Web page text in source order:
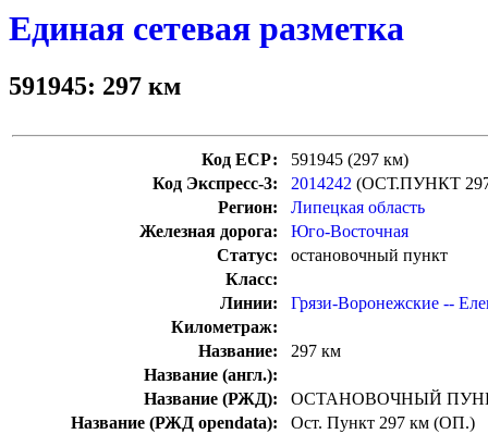
Единая сетевая разметка
591945: 297 км
Код ЕСР:
591945 (297 км)
Код Экспресс-3:
2014242 (ОСТ.ПУНКТ
Регион:
Липецкая область
Железная дорога:
Юго-Восточная
Статус:
остановочный пункт
Класс:
Линии:
Грязи-Воронежские --
Километраж:
Название:
297 км
Название (англ.):
Название (РЖД):
ОСТАНОВОЧНЫЙ
Название (РЖД opendata):
Ост. Пункт 297 км (ОП.)